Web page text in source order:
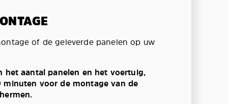
of de geleverde panelen op uw
het aantal panelen en het voertuig,
minuten voor de montage van de